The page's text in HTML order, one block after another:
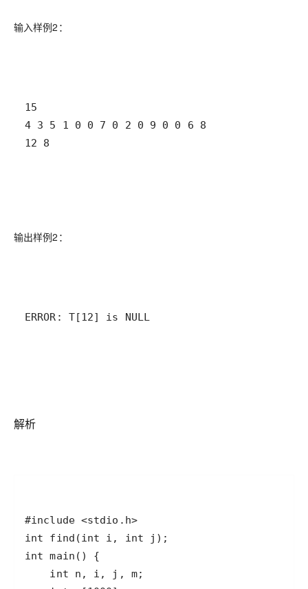
输入样例2：
12 8
输出样例2：
ERROR: T[12] is NULL
解析
#include <stdio.h>